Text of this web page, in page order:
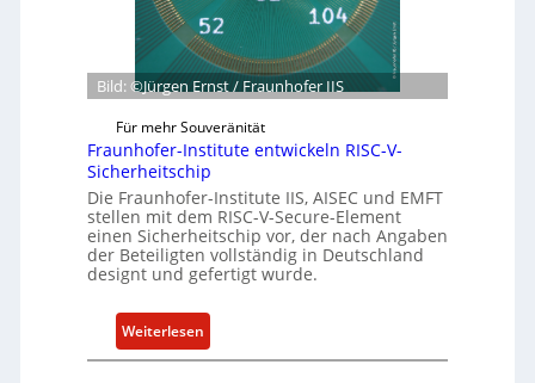
e
n
C
y
b
e
R
e
i
l
i
n
c
e
e
t
G
e
c
h
ä
f
t
s
e
i
n
h
Bild: ©Jürgen Ernst / Fraunhofer IIS
Für mehr Souveränität
Fraunhofer-Institute entwickeln RISC-V-
Sicherheitschip
Die Fraunhofer-Institute IIS, AISEC und EMFT
stellen mit dem RISC-V-Secure-Element
einen Sicherheitschip vor, der nach Angaben
der Beteiligten vollständig in Deutschland
designt und gefertigt wurde.
Weiterlesen:
F